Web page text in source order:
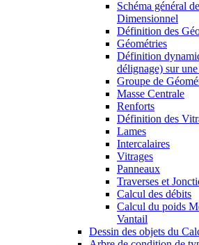
Schéma général
Dimensionnel
Définition des
Géométries
Définition
délignage) sur
Groupe de
Masse Centrale
Renforts
Définition des
Lames
Intercalaires
Vitrages
Panneaux
Traverses et
Calcul des débits
Calcul du poids
Vantail
Dessin des objets du